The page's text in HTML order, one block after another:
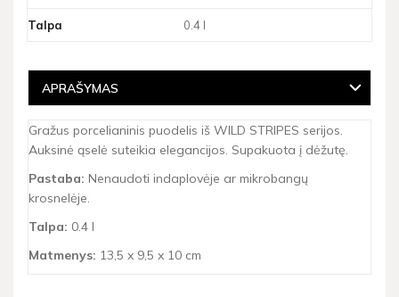
Talpa 0.4 l
APRAŠYMAS
Gražus porcelianinis puodelis iš WILD STRIPES serijos.
Auksinė ąselė suteikia elegancijos. Supakuota į dėžutę.
Pastaba: Nenaudoti indaplovėje ar mikrobangų
krosnelėje.
Talpa: 0.4 l
Matmenys: 13,5 x 9,5 x 10 cm